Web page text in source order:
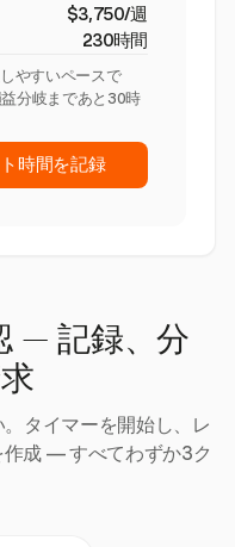
$3,750/週
230時間
やすいペースで
分岐まであと30時
時間を記録
— 記録、分
タイマーを開始し、レ
成 — すべてわずか3ク